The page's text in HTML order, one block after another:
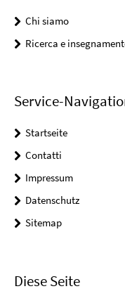
Chi siamo
Ricerca e
Service-
Startseite
Contatti
Impressum
Datenschutz
Sitemap
Diese Seite